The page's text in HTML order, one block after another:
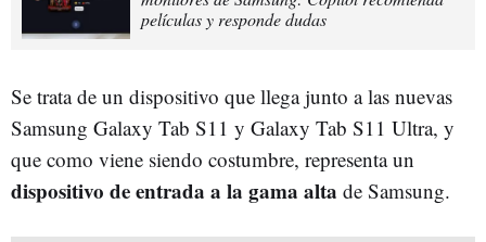
películas y responde dudas
Se trata de un dispositivo que llega junto a las nuevas
Samsung Galaxy Tab S11 y Galaxy Tab S11 Ultra, y
que como viene siendo costumbre, representa un
dispositivo de entrada a la gama alta de Samsung.